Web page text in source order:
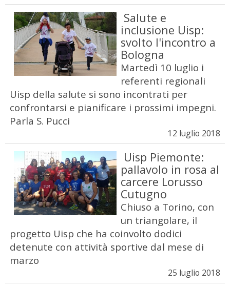
Salute e
inclusione Uisp:
svolto l'incontro a
Bologna
Martedì 10 luglio i
referenti regionali
Uisp della salute si sono incontrati per
confrontarsi e pianificare i prossimi impegni.
Parla S. Pucci
12 luglio 2018
Uisp Piemonte:
pallavolo in rosa al
carcere Lorusso
Cutugno
Chiuso a Torino, con
un triangolare, il
progetto Uisp che ha coinvolto dodici
detenute con attività sportive dal mese di
marzo
25 luglio 2018